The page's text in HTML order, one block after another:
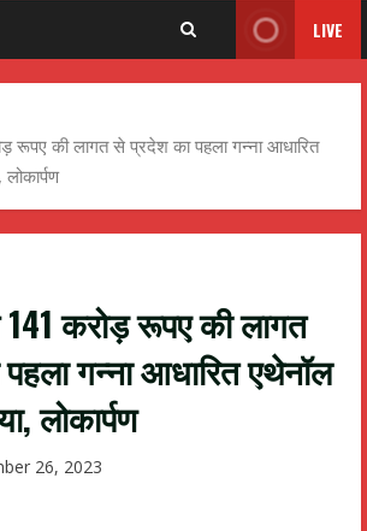
LIVE
रूपए की लागत से प्रदेश का पहला गन्ना आधारित
करोड़ रूपए की लागत
गन्ना आधारित एथेनॉल
लोकार्पण
26, 2023